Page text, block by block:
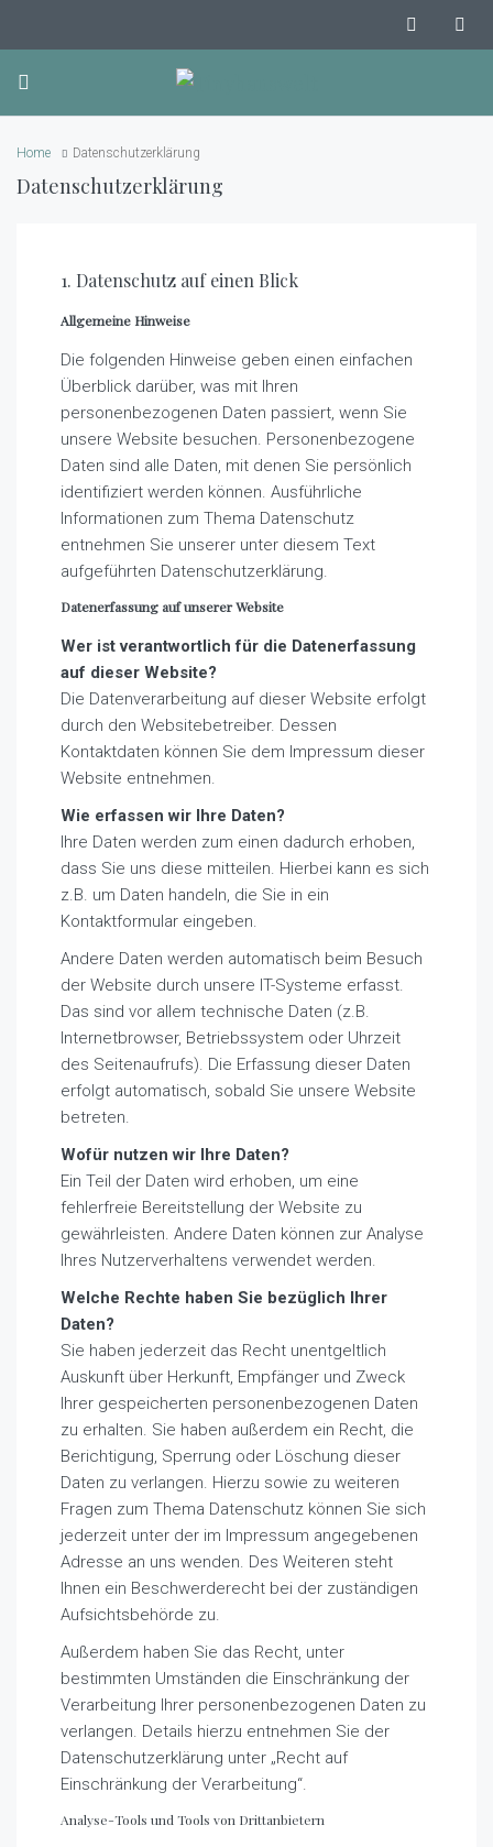
Home Datenschutzerklärung
Datenschutzerklärung
1. Datenschutz auf einen Blick
Allgemeine Hinweise
Die folgenden Hinweise geben einen einfachen
Überblick darüber, was mit Ihren
personenbezogenen Daten passiert, wenn Sie
unsere Website besuchen. Personenbezogene
Daten sind alle Daten, mit denen Sie persönlich
identifiziert werden können. Ausführliche
Informationen zum Thema Datenschutz
entnehmen Sie unserer unter diesem Text
aufgeführten Datenschutzerklärung.
Datenerfassung auf unserer Website
Wer ist verantwortlich für die Datenerfassung
auf dieser Website?
Die Datenverarbeitung auf dieser Website erfolgt
durch den Websitebetreiber. Dessen
Kontaktdaten können Sie dem Impressum dieser
Website entnehmen.
Wie erfassen wir Ihre Daten?
Ihre Daten werden zum einen dadurch erhoben,
dass Sie uns diese mitteilen. Hierbei kann es sich
z.B. um Daten handeln, die Sie in ein
Kontaktformular eingeben.
Andere Daten werden automatisch beim Besuch
der Website durch unsere IT-Systeme erfasst.
Das sind vor allem technische Daten (z.B.
Internetbrowser, Betriebssystem oder Uhrzeit
des Seitenaufrufs). Die Erfassung dieser Daten
erfolgt automatisch, sobald Sie unsere Website
betreten.
Wofür nutzen wir Ihre Daten?
Ein Teil der Daten wird erhoben, um eine
fehlerfreie Bereitstellung der Website zu
gewährleisten. Andere Daten können zur Analyse
Ihres Nutzerverhaltens verwendet werden.
Welche Rechte haben Sie bezüglich Ihrer
Daten?
Sie haben jederzeit das Recht unentgeltlich
Auskunft über Herkunft, Empfänger und Zweck
Ihrer gespeicherten personenbezogenen Daten
zu erhalten. Sie haben außerdem ein Recht, die
Berichtigung, Sperrung oder Löschung dieser
Daten zu verlangen. Hierzu sowie zu weiteren
Fragen zum Thema Datenschutz können Sie sich
jederzeit unter der im Impressum angegebenen
Adresse an uns wenden. Des Weiteren steht
Ihnen ein Beschwerderecht bei der zuständigen
Aufsichtsbehörde zu.
Außerdem haben Sie das Recht, unter
bestimmten Umständen die Einschränkung der
Verarbeitung Ihrer personenbezogenen Daten zu
verlangen. Details hierzu entnehmen Sie der
Datenschutzerklärung unter „Recht auf
Einschränkung der Verarbeitung“.
Analyse-Tools und Tools von Drittanbietern